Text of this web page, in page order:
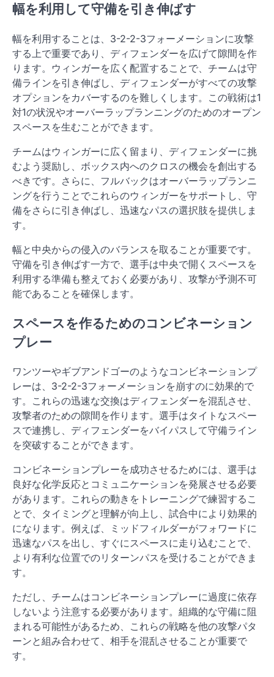
幅を利用して守備を引き伸ばす
幅を利用することは、3-2-2-3フォーメーションに攻撃
する上で重要であり、ディフェンダーを広げて隙間を作
ります。ウィンガーを広く配置することで、チームは守
備ラインを引き伸ばし、ディフェンダーがすべての攻撃
オプションをカバーするのを難しくします。この戦術は1
対1の状況やオーバーラップランニングのためのオープン
スペースを生むことができます。
チームはウィンガーに広く留まり、ディフェンダーに挑
むよう奨励し、ボックス内へのクロスの機会を創出する
べきです。さらに、フルバックはオーバーラップランニ
ングを行うことでこれらのウィンガーをサポートし、守
備をさらに引き伸ばし、迅速なパスの選択肢を提供しま
す。
幅と中央からの侵入のバランスを取ることが重要です。
守備を引き伸ばす一方で、選手は中央で開くスペースを
利用する準備も整えておく必要があり、攻撃が予測不可
能であることを確保します。
スペースを作るためのコンビネーション
プレー
ワンツーやギブアンドゴーのようなコンビネーションプ
レーは、3-2-2-3フォーメーションを崩すのに効果的で
す。これらの迅速な交換はディフェンダーを混乱させ、
攻撃者のための隙間を作ります。選手はタイトなスペー
スで連携し、ディフェンダーをバイパスして守備ライン
を突破することができます。
コンビネーションプレーを成功させるためには、選手は
良好な化学反応とコミュニケーションを発展させる必要
があります。これらの動きをトレーニングで練習するこ
とで、タイミングと理解が向上し、試合中により効果的
になります。例えば、ミッドフィルダーがフォワードに
迅速なパスを出し、すぐにスペースに走り込むことで、
より有利な位置でのリターンパスを受けることができま
す。
ただし、チームはコンビネーションプレーに過度に依存
しないよう注意する必要があります。組織的な守備に阻
まれる可能性があるため、これらの戦略を他の攻撃パタ
ーンと組み合わせて、相手を混乱させることが重要で
す。